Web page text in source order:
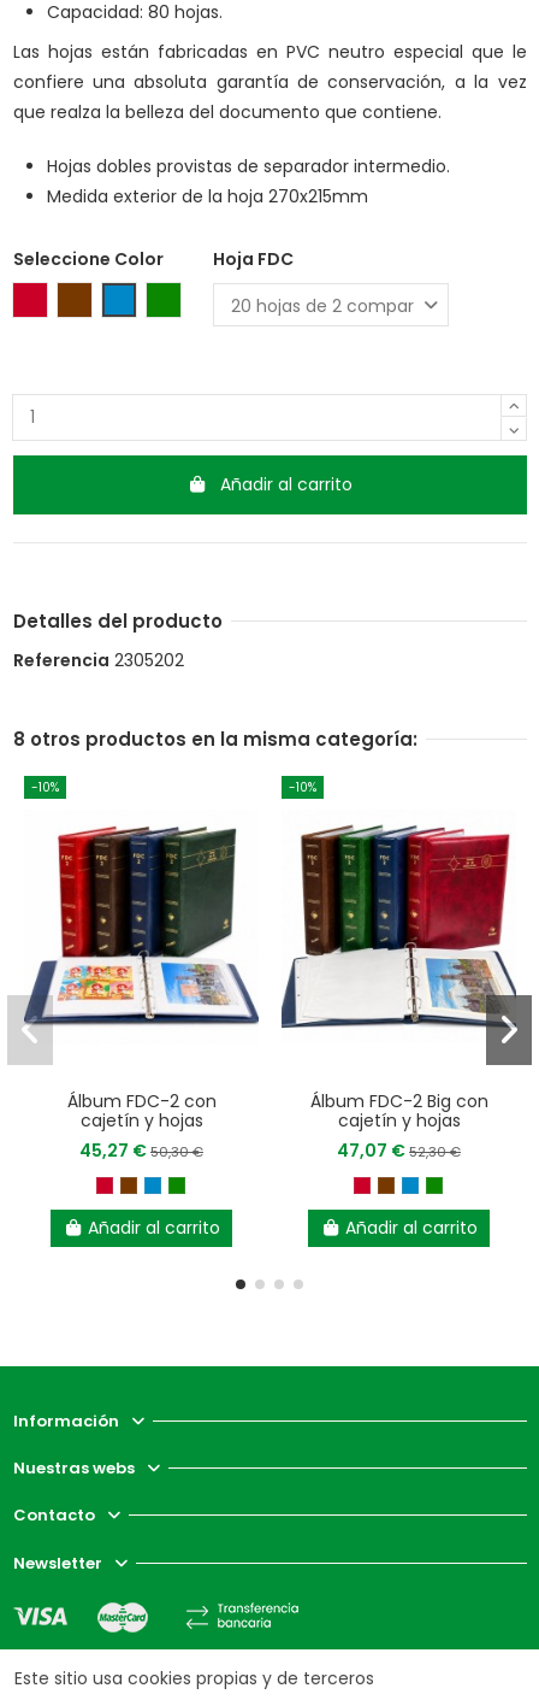
Capacidad: 80 hojas.
Las hojas están fabricadas en PVC neutro especial que le
confiere una absoluta garantía de conservación, a la vez
que realza la belleza del documento que contiene.
Hojas dobles provistas de separador intermedio.
Medida exterior de la hoja 270x215mm
Seleccione Color
Hoja FDC
Añadir al carrito
Detalles del producto
Referencia 2305202
8 otros productos en la misma categoría:
-10%
Álbum FDC-2 con
cajetín y hojas
45,27 €50,30 €
Añadir al carrito
-10%
Álbum FDC-2 Big con
cajetín y hojas
47,07 €52,30 €
Añadir al carrito
Información
Nuestras webs
Contacto
Newsletter
Este sitio usa cookies propias y de terceros